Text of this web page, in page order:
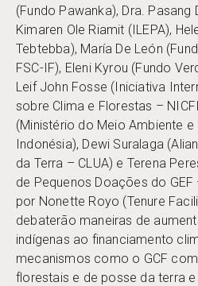
(Fundo Pawanka), Dra. Pasang
Kimaren Ole Riamit (ILEPA),
Tebtebba), María De León
FSC-IF), Eleni Kyrou (Fundo
Leif John Fosse (Iniciativa
sobre Clima e Florestas –
(Ministério do Meio Ambiente e
Indonésia), Dewi Suralaga
da Terra – CLUA) e Terena
de Pequenos Doações do
por Nonette Royo (Tenure
debaterão maneiras de
indígenas ao financiamento
mecanismos como o GCF
florestais e de posse da terra